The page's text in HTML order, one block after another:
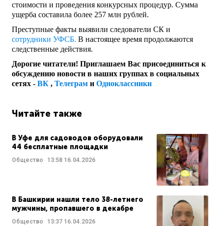
стоимости и проведения конкурсных процедур. Сумма
ущерба составила более 257 млн рублей.
Преступные факты выявили следователи СК и
сотрудники УФСБ. В настоящее время продолжаются
следственные действия.
Дорогие читатели! Приглашаем Вас присоединиться к
обсуждению новости в наших группах в социальных
сетях - ВК , Телеграм и Одноклассники
Читайте также
В Уфе для садоводов оборудовали
44 бесплатные площадки
Общество 13:58 16.04.2026
В Башкирии нашли тело 38-летнего
мужчины, пропавшего в декабре
Общество 13:37 16.04.2026